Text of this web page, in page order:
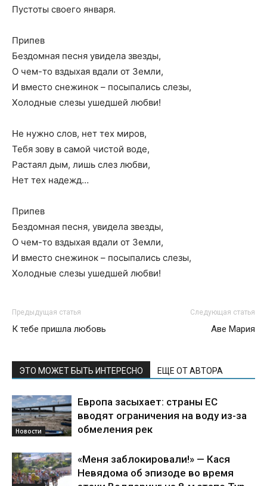
Пустоты своего января.
Припев
Бездомная песня увидела звезды,
О чем-то вздыхая вдали от Земли,
И вместо снежинок – посыпались слезы,
Холодные слезы ушедшей любви!
Не нужно слов, нет тех миров,
Тебя зову в самой чистой воде,
Растаял дым, лишь слез любви,
Нет тех надежд…
Припев
Бездомная песня, увидела звезды,
О чем-то вздыхая вдали от Земли,
И вместо снежинок – посыпались слезы,
Холодные слезы ушедшей любви!
Предыдущая статья
К тебе пришла любовь
Следующая статья
Аве Мария
ЭТО МОЖЕТ БЫТЬ ИНТЕРЕСНО ЕЩЕ ОТ АВТОРА
Новости
Европа засыхает: страны ЕС
вводят ограничения на воду из-за
обмеления рек
«Меня заблокировали!» — Кася
Невядома об эпизоде во время